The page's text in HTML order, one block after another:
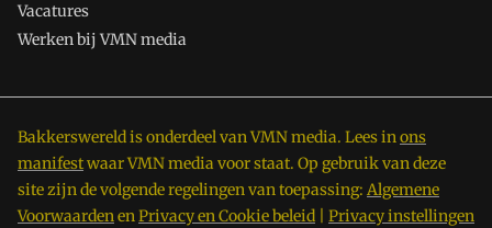
Vacatures
Werken bij VMN media
Bakkerswereld is onderdeel van VMN media. Lees inons
manifestwaar VMN media voor staat. Op gebruik van deze
site zijn de volgende regelingen van toepassing: Algemene
VoorwaardenenPrivacy en Cookie beleid Privacy instellingen